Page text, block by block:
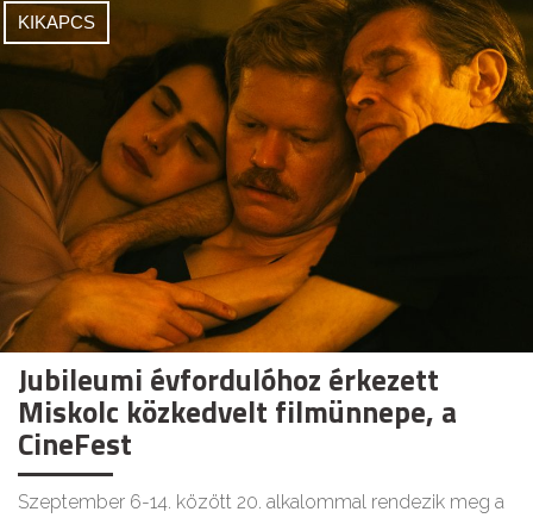
KIKAPCS
Jubileumi évfordulóhoz érkezett
Miskolc közkedvelt filmünnepe, a
CineFest
Szeptember 6-14. között 20. alkalommal rendezik meg a